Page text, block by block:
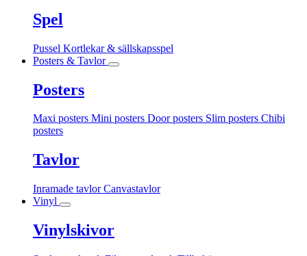
Spel
Pussel Kortlekar & sällskapsspel
Posters & Tavlor
Posters
Maxi posters Mini posters Door posters Slim posters Chibi
posters
Tavlor
Inramade tavlorCanvastavlor
Vinyl
Vinylskivor